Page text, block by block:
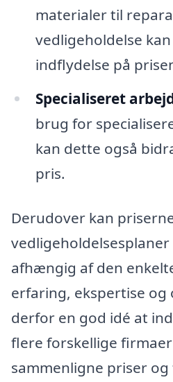
materialer til
vedligeholdelse
indflydelse på
Specialiseret
brug for
kan dette også
pris.
Derudover kan
afhængig af den
erfaring, ekspertise og
derfor en god idé at
flere forskellige
sammenligne priser